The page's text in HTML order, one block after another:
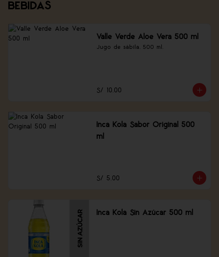
BEBIDAS
Valle Verde Aloe Vera 500 ml
Jugo de sábila, 500 ml.
S/ 10.00
Inca Kola Sabor Original 500
ml
S/ 5.00
Inca Kola Sin Azúcar 500 ml